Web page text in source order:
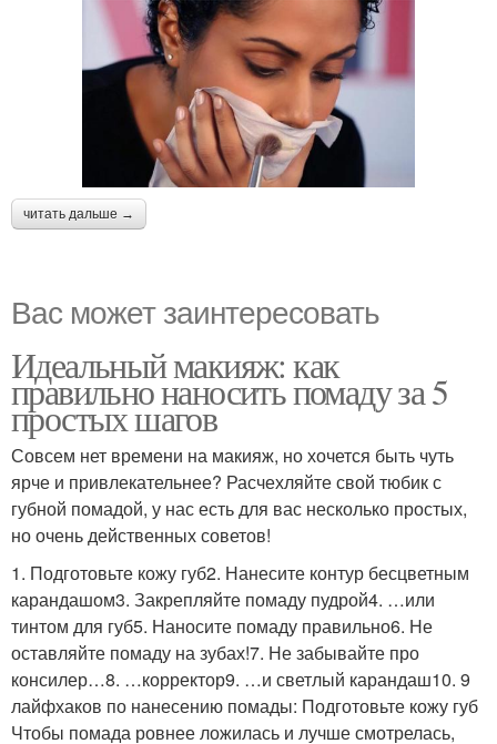
читать дальше →
Вас может заинтересовать
Идеальный макияж: как
правильно наносить помаду за 5
простых шагов
Совсем нет времени на макияж, но хочется быть чуть
ярче и привлекательнее? Расчехляйте свой тюбик с
губной помадой, у нас есть для вас несколько простых,
но очень действенных советов!
1. Подготовьте кожу губ2. Нанесите контур бесцветным
карандашом3. Закрепляйте помаду пудрой4. …или
тинтом для губ5. Наносите помаду правильно6. Не
оставляйте помаду на зубах!7. Не забывайте про
консилер…8. …корректор9. …и светлый карандаш10. 9
лайфхаков по нанесению помады: Подготовьте кожу губ
Чтобы помада ровнее ложилась и лучше смотрелась,